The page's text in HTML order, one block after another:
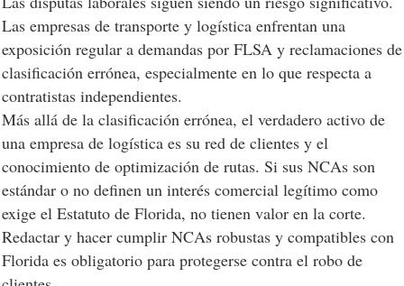
Las empresas de transporte y logística enfrentan una
exposición regular a demandas por FLSA y reclamaciones de
clasificación errónea, especialmente en lo que respecta a
contratistas independientes.
Más allá de la clasificación errónea, el verdadero activo de
una empresa de logística es su red de clientes y el
conocimiento de optimización de rutas. Si sus NCAs son
estándar o no definen un interés comercial legítimo como
exige el Estatuto de Florida, no tienen valor en la corte.
Redactar y hacer cumplir NCAs robustas y compatibles con
Florida es obligatorio para protegerse contra el robo de